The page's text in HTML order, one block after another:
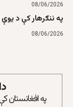
08/06/2026
په ننګرهار کې د
08/06/2026
په افغانستان